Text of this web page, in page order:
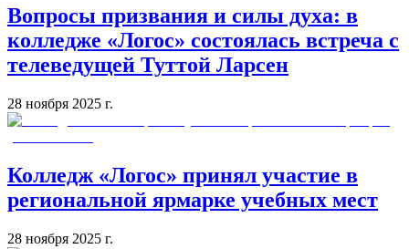
Вопросы призвания и силы духа: в
колледже «Логос» состоялась встреча с
телеведущей Туттой Ларсен
28 ноября 2025 г.
Колледж «Логос» принял участие в
региональной ярмарке учебных мест
28 ноября 2025 г.